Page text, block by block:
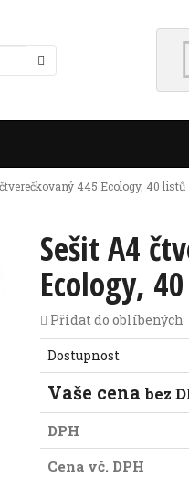
445 Ecology, 40 listů
Sešit A4
Ecology,
Přidat do oblíbených
Dostupnost
Vaše cenabez
DPH
Cena vč. DPH